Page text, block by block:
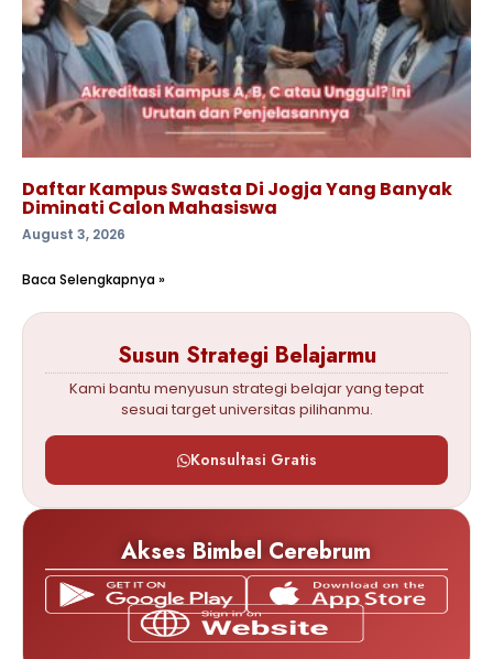
Daftar Kampus Swasta Di Jogja Yang Banyak
Diminati Calon Mahasiswa
August 3, 2026
Baca Selengkapnya »
Susun Strategi Belajarmu
Kami bantu menyusun strategi belajar yang tepat
sesuai target universitas pilihanmu.
Konsultasi Gratis
Akses Bimbel Cerebrum